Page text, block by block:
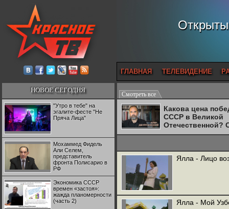
ГЛАВНАЯ ТЕЛЕВИДЕНИЕ
НОВОЕ СЕГОДНЯ
"Утро в тебе" на
эгалите-фесте "Не
Пряча Лица"
Мохаммед Фидель
Али Селем,
представитель
фронта Полисарио в
РФ
Экономика СССР
времен «застоя»:
жажда планомерности
(часть 2)
Смотреть все
Какова цена
СССР в Великой
Отечественной?
Двуреченский о
Ялла - Лицо
Ялла - Мой